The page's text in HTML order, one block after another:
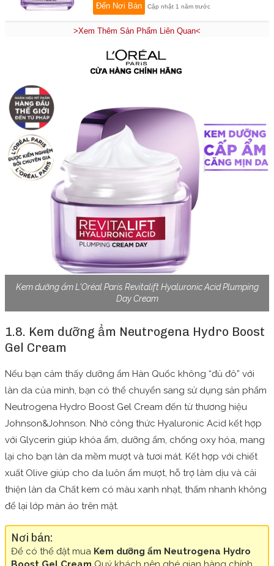
Đến Nơi Bán Cập nhật 1 năm trước
>Xem Thêm Sản Phẩm Liên Quan<
Kem dưỡng ẩm L'Oréal Paris Revitalift Hyaluronic Acid Plumping
Day Cream
1.8. Kem dưỡng ẩm Neutrogena Hydro Boost
Gel Cream
Nếu bạn cảm thấy dưỡng ẩm Hàn Quốc không “đủ đô” với
làn da của mình, bạn có thể chuyển sang sử dụng sản phẩm
Neutrogena Hydro Boost Gel Cream đến từ thương hiệu
Johnson&Johnson. Nhờ công thức Hyaluronic Acid kết hợp
với Glycerin giúp khóa ẩm, dưỡng ẩm, chống oxy hóa, mang
lại cho bạn làn da mềm mượt và tươi mát. Kết hợp với chiết
xuất Olive giúp cho da luôn ẩm mượt, hỗ trợ làm dịu và cải
thiện làn da Chất kem có màu xanh nhạt, thấm nhanh không
để lại lớp màn ảo trên mặt.
Nơi bán:
Để có thể đặt mua Kem dưỡng ẩm Neutrogena Hydro